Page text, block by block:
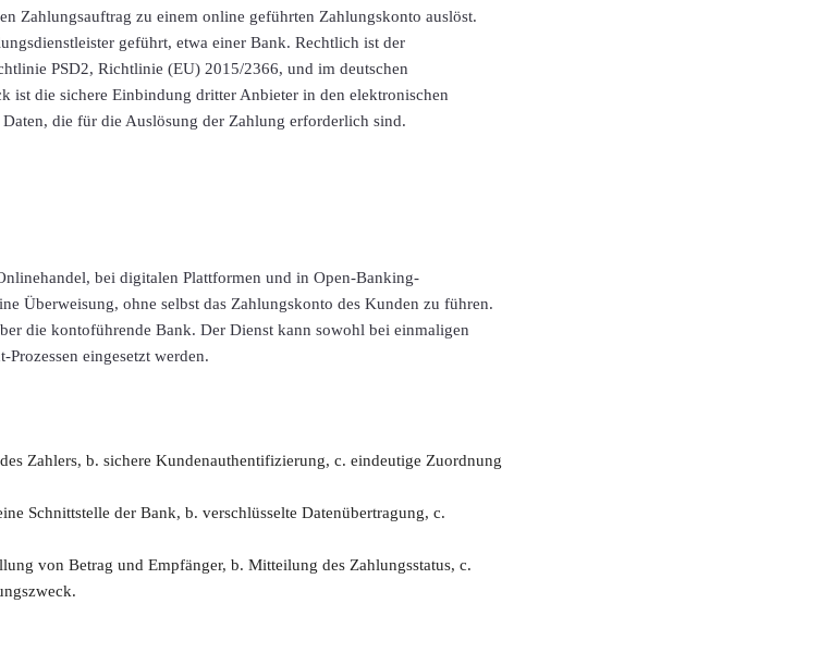
Zahlungsauftrag zu einem online geführten Zahlungskonto auslöst.
geführt, etwa einer Bank. Rechtlich ist der
PSD2, Richtlinie (EU) 2015/2366, und im deutschen
ist die sichere Einbindung dritter Anbieter in den elektronischen
die für die Auslösung der Zahlung erforderlich sind.
bei digitalen Plattformen und in Open-Banking-
Überweisung, ohne selbst das Zahlungskonto des Kunden zu führen.
die kontoführende Bank. Der Dienst kann sowohl bei einmaligen
eingesetzt werden.
Zahlers, b. sichere Kundenauthentifizierung, c. eindeutige Zuordnung
Schnittstelle der Bank, b. verschlüsselte Datenübertragung, c.
von Betrag und Empfänger, b. Mitteilung des Zahlungsstatus, c.